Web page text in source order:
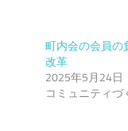
町内会の会員の
改革
2025年5月24日
コミュニティづ